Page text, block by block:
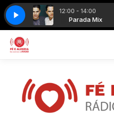
12:00 - 14:00
Parada Mix Parada Mix
que saudade de você